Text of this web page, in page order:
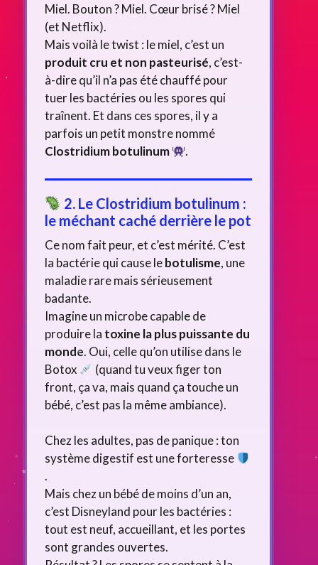
Miel. Bouton ? Miel. Cœur brisé ? Miel
(et Netflix).
Mais voilà le twist : le miel, c’est un
produit cru et non pasteurisé, c’est-
à-dire qu’il n’a pas été chauffé pour
tuer les bactéries ou les spores qui
traînent. Et dans ces spores, il y a
parfois un petit monstre nommé
Clostridium botulinum
.
2. Le Clostridium botulinum :
le méchant caché derrière le pot
Ce nom fait peur, et c’est mérité. C’est
la bactérie qui cause lebotulisme, une
maladie rare mais sérieusement
badante.
Imagine un microbe capable de
produire la toxine la plus puissante du
monde. Oui, celle qu’on utilise dans le
Botox
(quand tu veux figer ton
front, ça va, mais quand ça touche un
bébé, c’est pas la même ambiance).
Chez les adultes, pas de panique : ton
système digestif est une forteresse
.
Mais chez un bébé de moins d’un an,
c’est Disneyland pour les bactéries :
tout est neuf, accueillant, et les portes
sont grandes ouvertes.